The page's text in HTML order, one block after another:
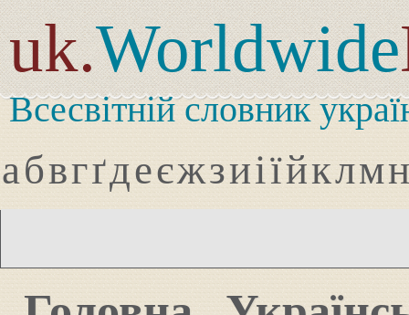
uk.Worldwide
Всесвітній словник
абвгґдеєжзиіїйклмн